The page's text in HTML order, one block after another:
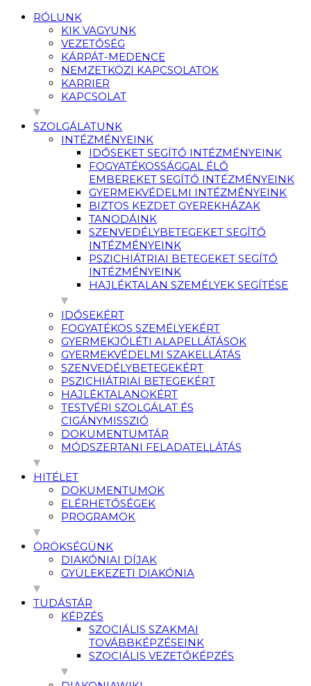
RÓLUNK
KIK VAGYUNK
VEZETŐSÉG
KÁRPÁT-MEDENCE
NEMZETKÖZI KAPCSOLATOK
KARRIER
KAPCSOLAT
SZOLGÁLATUNK
INTÉZMÉNYEINK
IDŐSEKET SEGÍTŐ INTÉZMÉNYEINK
FOGYATÉKOSSÁGGAL ÉLŐ
EMBEREKET SEGÍTŐ INTÉZMÉNYEINK
GYERMEKVÉDELMI INTÉZMÉNYEINK
BIZTOS KEZDET GYEREKHÁZAK
TANODÁINK
SZENVEDÉLYBETEGEKET SEGÍTŐ
INTÉZMÉNYEINK
PSZICHIÁTRIAI BETEGEKET SEGÍTŐ
INTÉZMÉNYEINK
HAJLÉKTALAN SZEMÉLYEK SEGÍTÉSE
IDŐSEKÉRT
FOGYATÉKOS SZEMÉLYEKÉRT
GYERMEKJÓLÉTI ALAPELLÁTÁSOK
GYERMEKVÉDELMI SZAKELLÁTÁS
SZENVEDÉLYBETEGEKÉRT
PSZICHIÁTRIAI BETEGEKÉRT
HAJLÉKTALANOKÉRT
TESTVÉRI SZOLGÁLAT ÉS
CIGÁNYMISSZIÓ
DOKUMENTUMTÁR
MÓDSZERTANI FELADATELLÁTÁS
HITÉLET
DOKUMENTUMOK
ELÉRHETŐSÉGEK
PROGRAMOK
ÖRÖKSÉGÜNK
DIAKÓNIAI DÍJAK
GYÜLEKEZETI DIAKÓNIA
TUDÁSTÁR
KÉPZÉS
SZOCIÁLIS SZAKMAI
TOVÁBBKÉPZÉSEINK
SZOCIÁLIS VEZETŐKÉPZÉS